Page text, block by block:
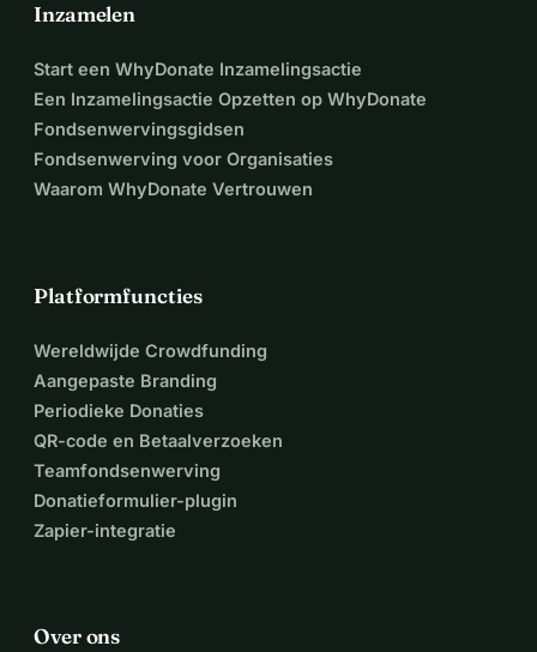
Inzamelen
Start een WhyDonate Inzamelingsactie
Een Inzamelingsactie Opzetten op WhyDonate
Fondsenwervingsgidsen
Fondsenwerving voor Organisaties
Waarom WhyDonate Vertrouwen
Platformfuncties
Wereldwijde Crowdfunding
Aangepaste Branding
Periodieke Donaties
QR-code en Betaalverzoeken
Teamfondsenwerving
Donatieformulier-plugin
Zapier-integratie
Over ons